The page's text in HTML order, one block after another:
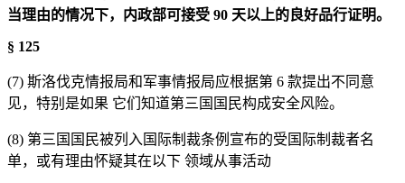
当理由的情况下，内政部可接受 90 天以上的良好品行证明。
§ 125
(7) 斯洛伐克情报局和军事情报局应根据第 6 款提出不同意
见，特别是如果 它们知道第三国国民构成安全风险。
(8) 第三国国民被列入国际制裁条例宣布的受国际制裁者名
单，或有理由怀疑其在以下 领域从事活动